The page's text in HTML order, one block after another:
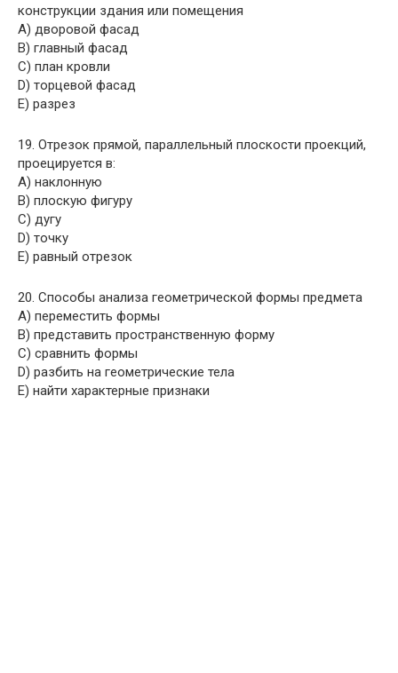
конструкции здания или помещения
A) дворовой фасад
B) главный фасад
C) план кровли
D) торцевой фасад
E) разрез
19. Отрезок прямой, параллельный плоскости проекций,
проецируется в:
A) наклонную
B) плоскую фигуру
C) дугу
D) точку
E) равный отрезок
20. Способы анализа геометрической формы предмета
A) переместить формы
B) представить пространственную форму
C) сравнить формы
D) разбить на геометрические тела
E) найти характерные признаки